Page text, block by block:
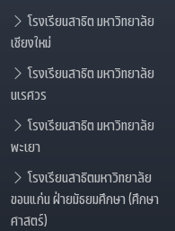
โรงเรียนสาธิต มหาวิทยาลัย
เชียงใหม่
โรงเรียนสาธิต มหาวิทยาลัย
นเรศวร
โรงเรียนสาธิต มหาวิทยาลัย
พะเยา
โรงเรียนสาธิตมหาวิทยาลัย
ขอนแก่น ฝ่ายมัธยมศึกษา (ศึกษา
ศาสตร์)